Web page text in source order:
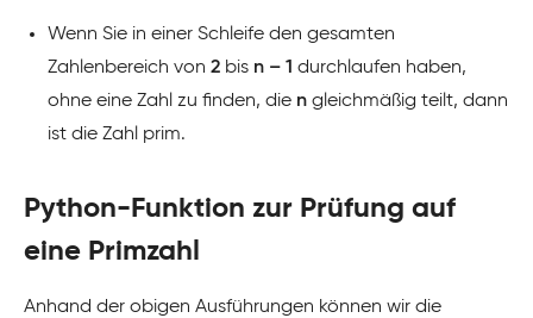
Wenn Sie in einer Schleife den gesamten
Zahlenbereich von 2 bis n – 1 durchlaufen haben,
ohne eine Zahl zu finden, die n gleichmäßig teilt, dann
ist die Zahl prim.
Python-Funktion zur Prüfung auf
eine Primzahl
Anhand der obigen Ausführungen können wir die